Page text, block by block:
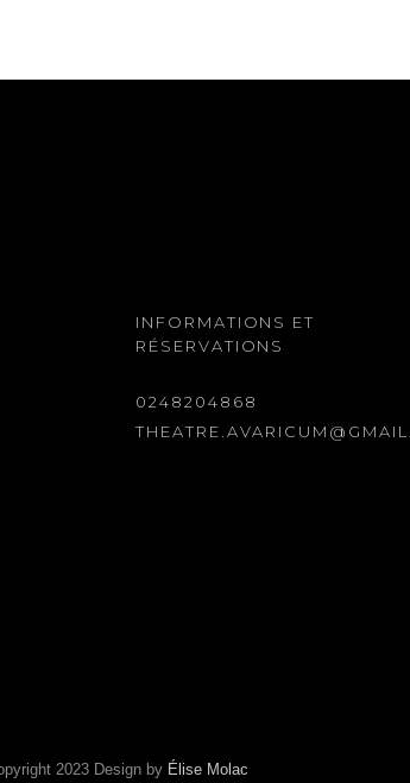
INFORMATIONS ET
RÉSERVATIONS
0248204868
2023 Design by Élise Molac